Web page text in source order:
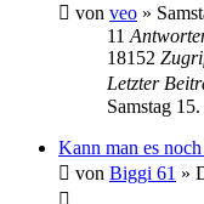
von veo »
11
18152
Letzter
Samstag
Kann man es
von Biggi 61 »